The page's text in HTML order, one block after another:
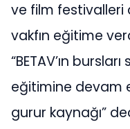
ve film festivalleri
vakfın eğitime
“BETAV’ın
eğitimine devam
gurur kaynağı”